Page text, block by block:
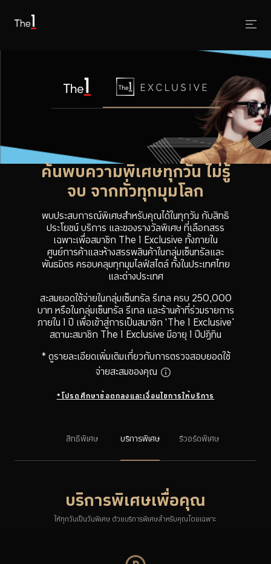
ค้นพบความพิเศษทุกวัน ไม่รู้
จบ จากทั่วทุกมุมโลก
พบประสบการณ์พิเศษสำหรับคุณได้ในทุกวัน กับสิทธิ
ประโยชน์ บริการ และของรางวัลพิเศษ ที่เลือกสรร
เฉพาะเพื่อสมาชิก The 1 Exclusive ทั้งภายใน
ศูนย์การค้าและห้างสรรพสินค้าในกลุ่มเซ็นทรัลและ
พันธมิตร ครอบคลุมทุกมุมไลฟ์สไตล์ ทั้งในประเทศไทย
และต่างประเทศ
สะสมยอดใช้จ่ายในกลุ่มเซ็นทรัล รีเทล ครบ 250,000
บาท หรือในกลุ่มเซ็นทรัล รีเทล และร้านค้าที่ร่วมรายการ
ภายใน 1 ปี เพื่อเข้าสู่การเป็นสมาชิก ‘The 1 Exclusive’
สถานะสมาชิก The 1 Exclusive มีอายุ 1 ปีปฏิทิน
* ดูรายละเอียดเพิ่มเติมเกี่ยวกับการตรวจสอบยอดใช้
จ่ายสะสมของคุณ
*โปรดศึกษาข้อตกลงและเงื่อนไขการให้บริการ
สิทธิพิเศษ บริการพิเศษ รีวอร์ดพิเศษ
บริการพิเศษเพื่อคุณ
ให้ทุกวันเป็นวันพิเศษ ด้วยบริการพิเศษสำหรับคุณโดยเฉพาะ